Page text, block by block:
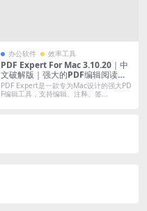
办公软件 效率工具
PDF Expert For Mac 3.10.20｜中
文破解版｜强大的PDF编辑阅读工
具
PDF Expert是一款专为Mac设计的强大PD
F编辑工具，支持编辑、注释、签...